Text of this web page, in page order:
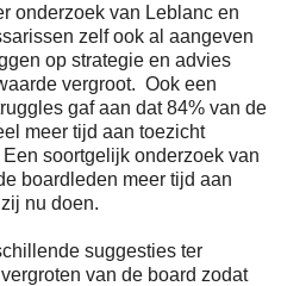
onderzoek van Leblanc en
zelf ook al aangeven
op strategie en advies
vergroot. Ook een
gaf aan dat 84% van de
meer tijd aan toezicht
soortgelijk onderzoek van
boardleden meer tijd aan
nu doen.
suggesties ter
van de board zodat